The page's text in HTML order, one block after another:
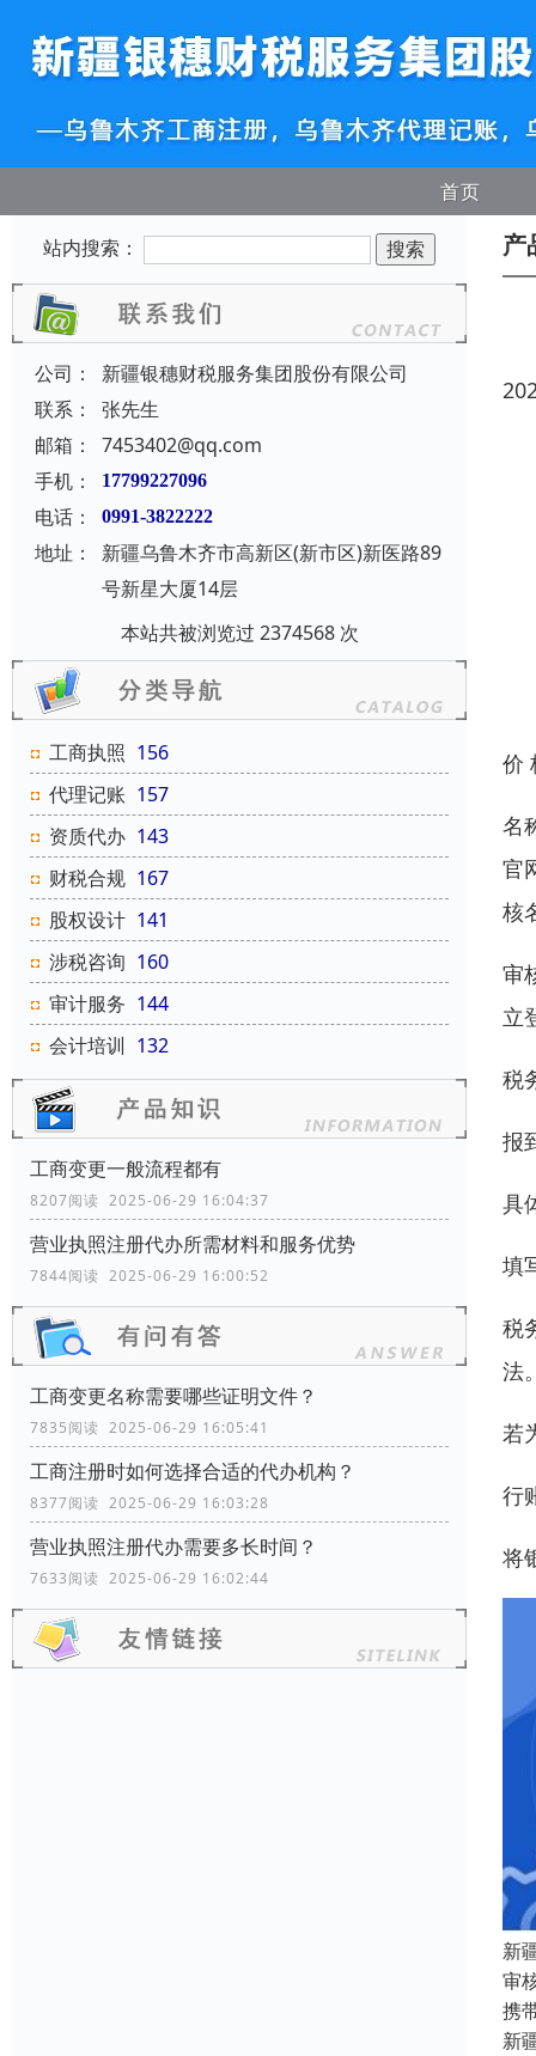
首页
站内搜索：
公司：
新疆银穗财税服务集团股份有限公司
联系：
张先生
邮箱：
7453402@qq.com
手机：
17799227096
电话： 0991-3822222
地址：
新疆乌鲁木齐市高新区(新市区)新医路89
号新星大厦14层
本站共被浏览过 2374568 次
工商执照 156
代理记账 157
资质代办 143
财税合规 167
股权设计 141
涉税咨询 160
审计服务 144
会计培训 132
工商变更一般流程都有
8207阅读 2025-06-29 16:04:37
营业执照注册代办所需材料和服务优势
7844阅读 2025-06-29 16:00:52
工商变更名称需要哪些证明文件？
7835阅读 2025-06-29 16:05:41
工商注册时如何选择合适的代办机构？
8377阅读 2025-06-29 16:03:28
营业执照注册代办需要多长时间？
7633阅读 2025-06-29 16:02:44
产
价
名
官
核
审
立
税
报
具
填
税
法
若
行
将
新
审
携
新